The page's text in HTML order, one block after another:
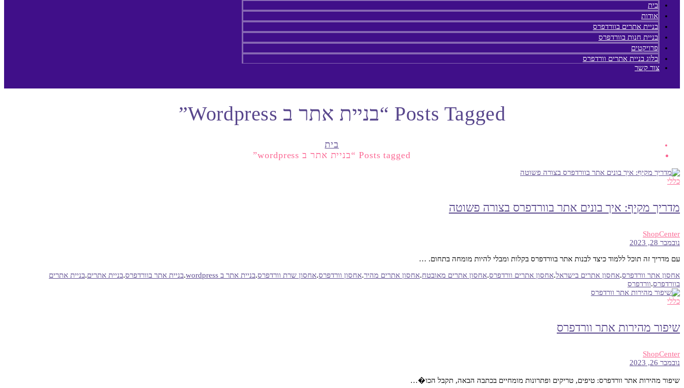
בית
אודות
בניית אתרים בוורדפרס
בניית חנות בוורדפרס
פרויקטים
בלוג בניית אתרים וורדפרס
צור קשר
Posts Tagged “בניית אתר ב Wordpress”
בית
Posts tagged “בניית אתר ב wordpress”
כללי
מדריך מקיף: איך בונים אתר בוורדפרס בצורה פשוטה
ShopCenter
נובמבר 28, 2023
עם מדריך זה תוכל ללמוד כיצד לבנות אתר בוורדפרס בקלות ומבלי להיות מומחה בתחום. …
אחסון אתר וורדפרס.אחסון אתרים בישראל.אחסון אתרים וורדפרס.אחסון אתרים מאובטח.אחסון אתרים מהיר.אחסון וורדפרס.אחסון שרת וורדפרס.בניית אתר ב wordpress .בניית אתר בוורדפרס.בניית אתרים.בניית אתרים
בוורדפרס.וורדפרס
כללי
שיפור מהירות אתר וורדפרס
ShopCenter
נובמבר 26, 2023
שיפור מהירות אתר וורדפרס: טיפים, טריקים ופתרונות מומחיים בכתבה הבאה, תקבל הכו�…